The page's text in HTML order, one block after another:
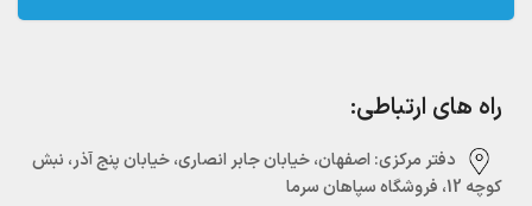
راه های ارتباطی:
دفتر مرکزی:‌ اصفهان، خیابان جابر انصاری، خیابان پنج آذر، نبش
کوچه 12، فروشگاه سپاهان سرما